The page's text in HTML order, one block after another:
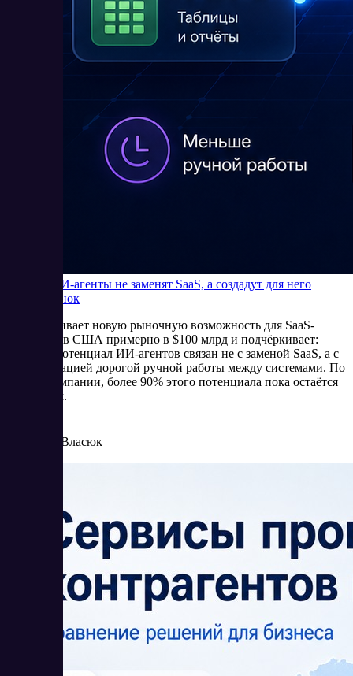
Почему ИИ-агенты не заменят SaaS, а создадут для него
новый рынок
Bain оценивает новую рыночную возможность для SaaS-
компаний в США примерно в $100 млрд и подчёркивает:
главный потенциал ИИ-агентов связан не с заменой SaaS, а с
автоматизацией дорогой ручной работы между системами. По
оценке компании, более 90% этого потенциала пока остаётся
незанятым.
Елена Власюк